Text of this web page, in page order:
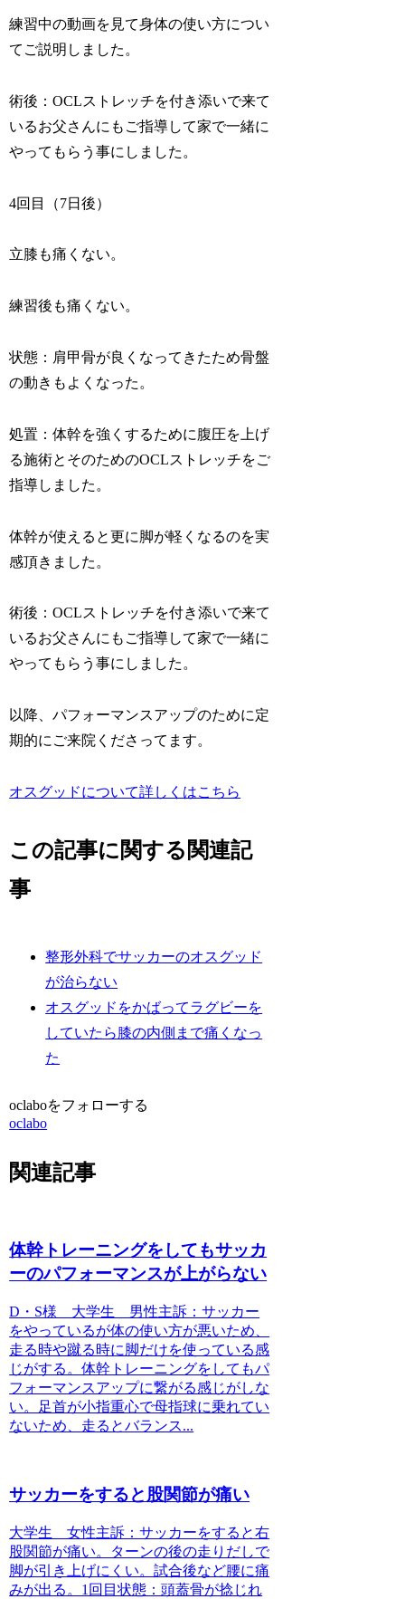
練習中の動画を見て身体の使い方につい
てご説明しました。
術後：OCLストレッチを付き添いで来て
いるお父さんにもご指導して家で一緒に
やってもらう事にしました。
4回目（7日後）
立膝も痛くない。
練習後も痛くない。
状態：肩甲骨が良くなってきたため骨盤
の動きもよくなった。
処置：体幹を強くするために腹圧を上げ
る施術とそのためのOCLストレッチをご
指導しました。
体幹が使えると更に脚が軽くなるのを実
感頂きました。
術後：OCLストレッチを付き添いで来て
いるお父さんにもご指導して家で一緒に
やってもらう事にしました。
以降、パフォーマンスアップのために定
期的にご来院くださってます。
オスグッドについて詳しくはこちら
この記事に関する関連記
事
整形外科でサッカーのオスグッド
が治らない
オスグッドをかばってラグビーを
していたら膝の内側まで痛くなっ
た
oclaboをフォローする
oclabo
関連記事
体幹トレーニングをしてもサッカ
ーのパフォーマンスが上がらない
D・S様 大学生 男性主訴：サッカー
をやっているが体の使い方が悪いため、
走る時や蹴る時に脚だけを使っている感
じがする。体幹トレーニングをしてもパ
フォーマンスアップに繋がる感じがしな
い。足首が小指重心で母指球に乗れてい
ないため、走るとバランス...
サッカーをすると股関節が痛い
大学生 女性主訴：サッカーをすると右
股関節が痛い。ターンの後の走りだしで
脚が引き上げにくい。試合後など腰に痛
みが出る。1回目状態：頭蓋骨が捻じれ